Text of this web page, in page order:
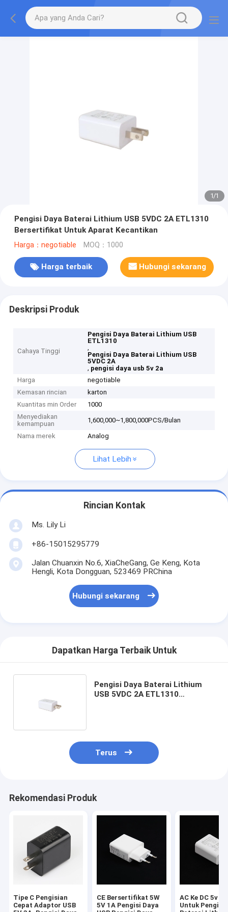
1/1
Pengisi Daya Baterai Lithium USB 5VDC 2A ETL1310
Bersertifikat Untuk Aparat Kecantikan
Harga：negotiable MOQ：1000
Harga terbaik Hubungi sekarang
Deskripsi Produk
Cahaya Tinggi
Pengisi Daya Baterai Lithium USB
ETL1310
,
Pengisi Daya Baterai Lithium USB
5VDC 2A
, pengisi daya usb 5v 2a
Harga
negotiable
Kemasan rincian
karton
Kuantitas min Order
1000
Menyediakan
kemampuan
1,600,000~1,800,000PCS/Bulan
Nama merek Analog
Lihat Lebih
Rincian Kontak
Ms. Lily Li
+86-15015295779
Jalan Chuanxin No.6, XiaCheGang, Ge Keng, Kota
Hengli, Kota Dongguan, 523469 PRChina
Hubungi sekarang
Dapatkan Harga Terbaik Untuk
Pengisi Daya Baterai Lithium
USB 5VDC 2A ETL1310
Terus
Rekomendasi Produk
Tipe C Pengisian
Cepat Adaptor USB
CE Bersertifikat 5W
5V 1A Pengisi Daya
AC Ke DC 5v
Untuk Pengisi